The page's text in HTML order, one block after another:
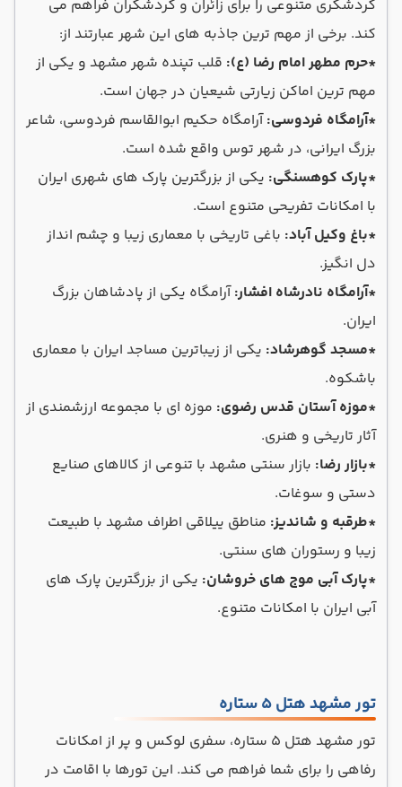
گردشگری متنوعی را برای زائران و گردشگران فراهم می
کند. برخی از مهم ترین جاذبه های این شهر عبارتند از:
*حرم مطهر امام رضا (ع): قلب تپنده شهر مشهد و یکی از
مهم ترین اماکن زیارتی شیعیان در جهان است.
*آرامگاه فردوسی:آرامگاه حکیم ابوالقاسم فردوسی، شاعر
بزرگ ایرانی، در شهر توس واقع شده است.
*پارک کوهسنگی: یکی از بزرگترین پارک های شهری ایران
با امکانات تفریحی متنوع است.
*باغ وکیل آباد: باغی تاریخی با معماری زیبا و چشم انداز
دل انگیز.
*آرامگاه نادرشاه افشار:آرامگاه یکی از پادشاهان بزرگ
ایران.
*مسجد گوهرشاد: یکی از زیباترین مساجد ایران با معماری
باشکوه.
*موزه آستان قدس رضوی: موزه ای با مجموعه ارزشمندی از
آثار تاریخی و هنری.
*بازار رضا: بازار سنتی مشهد با تنوعی از کالاهای صنایع
دستی و سوغات.
*طرقبه و شاندیز: مناطق ییلاقی اطراف مشهد با طبیعت
زیبا و رستوران های سنتی.
*پارک آبی موج های خروشان: یکی از بزرگترین پارک های
آبی ایران با امکانات متنوع.
تور مشهد هتل 5 ستاره
تور مشهد هتل 5 ستاره، سفری لوکس و پر از امکانات
رفاهی را برای شما فراهم می کند. این تورها با اقامت در